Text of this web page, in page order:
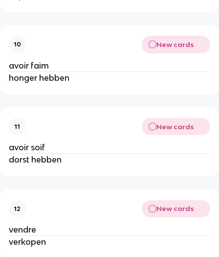
10 New cards
avoir faim
honger hebben
11 New cards
avoir soif
dorst hebben
12 New cards
vendre
verkopen